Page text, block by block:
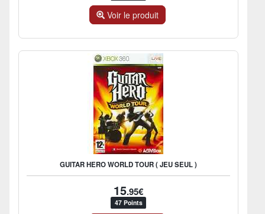
Voir le produit
GUITAR HERO WORLD TOUR ( JEU SEUL )
15.95€
47 Points